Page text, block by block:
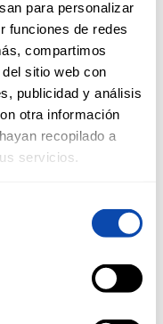
para personalizar
funciones de redes
compartimos
sitio web con
publicidad y análisis
otra información
recopilado a
servicios.
- 03660 Novelda